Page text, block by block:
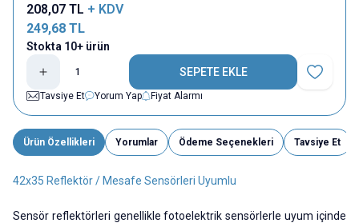
208,07 TL + KDV
249,68 TL
Stokta 10+ ürün
SEPETE EKLE
Favoriye
Tavsiye Et
Yorum Yap Fiyat Alarmı
Ürün Özellikleri Yorumlar Ödeme Seçenekleri Tavsiye Et
42x35 Reflektör / Mesafe Sensörleri Uyumlu
Sensör reflektörleri genellikle fotoelektrik sensörlerle uyum içinde